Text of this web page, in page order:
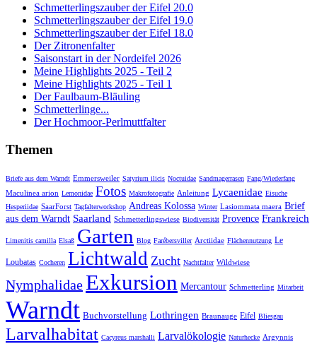
Schmetterlingszauber der Eifel 20.0
Schmetterlingszauber der Eifel 19.0
Schmetterlingszauber der Eifel 18.0
Der Zitronenfalter
Saisonstart in der Nordeifel 2026
Meine Highlights 2025 - Teil 2
Meine Highlights 2025 - Teil 1
Der Faulbaum-Bläuling
Schmetterlinge...
Der Hochmoor-Perlmuttfalter
Themen
Briefe aus dem Warndt Emmersweiler Satyrium ilicis Noctuidae Sandmagerrasen Fang/Wiederfang
Maculinea arion Lemonidae Fotos Makrofotografie Anleitung Lycaenidae Eisuche
Hesperiidae SaarForst Tagfalterworkshop Andreas Kolossa Winter Lasiommata maera Brief
aus dem Warndt Saarland Schmetterlingswiese Biodiversität Provence Frankreich
Limenitis camilla Elsaß Garten Blog Farébersviller Arctiidae Flächennutzung Le
Loubatas Cocheren Lichtwald Zucht Nachtfalter Wildwiese
Nymphalidae Exkursion Mercantour Schmetterling Mitarbeit
Warndt Buchvorstellung Lothringen Braunauge Eifel Bliesgau
Larvalhabitat Cacyreus marshalli Larvalökologie Naturhecke Argynnis